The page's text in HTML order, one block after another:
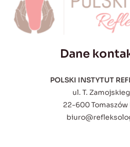
Dane
POLSKI INSTYTUT
ul. T.
22-600 Tomaszów